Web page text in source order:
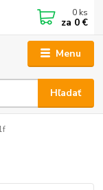
Menu
Hľadať
0 ks
za 0 €